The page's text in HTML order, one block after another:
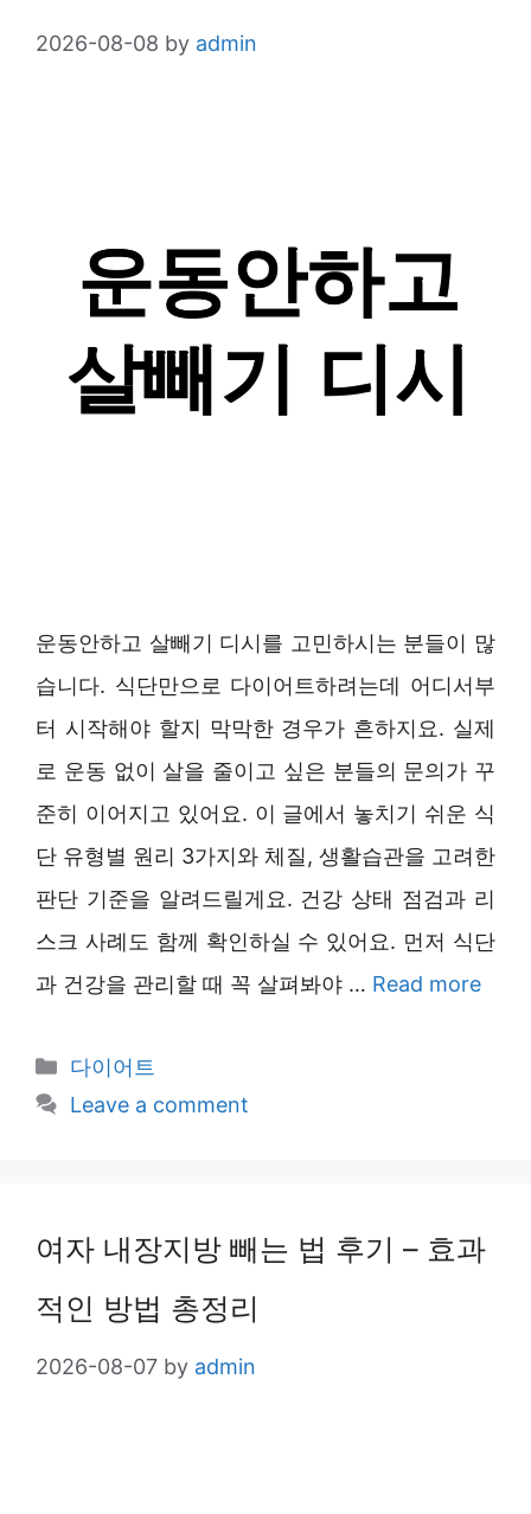
2026-08-08 by admin
운동안하고 살빼기 디시를 고민하시는 분들이 많
습니다. 식단만으로 다이어트하려는데 어디서부
터 시작해야 할지 막막한 경우가 흔하지요. 실제
로 운동 없이 살을 줄이고 싶은 분들의 문의가 꾸
준히 이어지고 있어요. 이 글에서 놓치기 쉬운 식
단 유형별 원리 3가지와 체질, 생활습관을 고려한
판단 기준을 알려드릴게요. 건강 상태 점검과 리
스크 사례도 함께 확인하실 수 있어요. 먼저 식단
과 건강을 관리할 때 꼭 살펴봐야 … Read more
Categories
다이어트
Leave a comment
여자 내장지방 빼는 법 후기 – 효과
적인 방법 총정리
2026-08-07 by admin